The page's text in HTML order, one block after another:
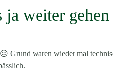
ja weiter gehen
Grund waren wieder mal